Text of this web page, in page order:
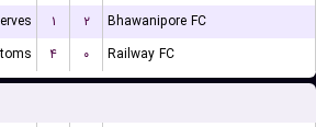
۱ ۲
Bhawanipore FC
۴ ۰ Railway FC